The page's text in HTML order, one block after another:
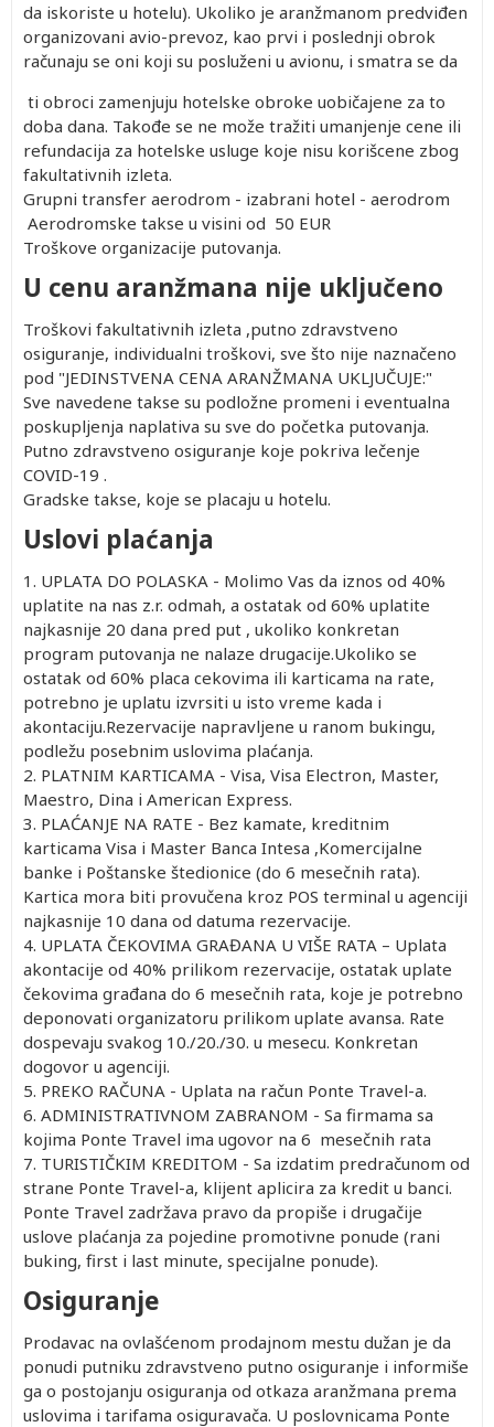
da iskoriste u hotelu). Ukoliko je aranžmanom predviđen
organizovani avio-prevoz, kao prvi i poslednji obrok
računaju se oni koji su posluženi u avionu, i smatra se da
ti obroci zamenjuju hotelske obroke uobičajene za to
doba dana. Takođe se ne može tražiti umanjenje cene ili
refundacija za hotelske usluge koje nisu korišcene zbog
fakultativnih izleta.
Grupni transfer aerodrom - izabrani hotel - aerodrom
Aerodromske takse u visini od 50 EUR
Troškove organizacije putovanja.
U cenu aranžmana nije uključeno
Troškovi fakultativnih izleta ,putno zdravstveno
osiguranje, individualni troškovi, sve što nije naznačeno
pod "JEDINSTVENA CENA ARANŽMANA UKLJUČUJE:"
Sve navedene takse su podložne promeni i eventualna
poskupljenja naplativa su sve do početka putovanja.
Putno zdravstveno osiguranje koje pokriva lečenje
COVID-19 .
Gradske takse, koje se placaju u hotelu.
Uslovi plaćanja
1. UPLATA DO POLASKA - Molimo Vas da iznos od 40%
uplatite na nas z.r. odmah, a ostatak od 60% uplatite
najkasnije 20 dana pred put , ukoliko konkretan
program putovanja ne nalaze drugacije.Ukoliko se
ostatak od 60% placa cekovima ili karticama na rate,
potrebno je uplatu izvrsiti u isto vreme kada i
akontaciju.Rezervacije napravljene u ranom bukingu,
podležu posebnim uslovima plaćanja.
2. PLATNIM KARTICAMA - Visa, Visa Electron, Master,
Maestro, Dina i American Express.
3. PLAĆANJE NA RATE - Bez kamate, kreditnim
karticama Visa i Master Banca Intesa ,Komercijalne
banke i Poštanske štedionice (do 6 mesečnih rata).
Kartica mora biti provučena kroz POS terminal u agenciji
najkasnije 10 dana od datuma rezervacije.
4. UPLATA ČEKOVIMA GRAĐANA U VIŠE RATA – Uplata
akontacije od 40% prilikom rezervacije, ostatak uplate
čekovima građana do 6 mesečnih rata, koje je potrebno
deponovati organizatoru prilikom uplate avansa. Rate
dospevaju svakog 10./20./30. u mesecu. Konkretan
dogovor u agenciji.
5. PREKO RAČUNA - Uplata na račun Ponte Travel-a.
6. ADMINISTRATIVNOM ZABRANOM - Sa firmama sa
kojima Ponte Travel ima ugovor na 6 mesečnih rata
7. TURISTIČKIM KREDITOM - Sa izdatim predračunom od
strane Ponte Travel-a, klijent aplicira za kredit u banci.
Ponte Travel zadržava pravo da propiše i drugačije
uslove plaćanja za pojedine promotivne ponude (rani
buking, first i last minute, specijalne ponude).
Osiguranje
Prodavac na ovlašćenom prodajnom mestu dužan je da
ponudi putniku zdravstveno putno osiguranje i informiše
ga o postojanju osiguranja od otkaza aranžmana prema
uslovima i tarifama osiguravača. U poslovnicama Ponte